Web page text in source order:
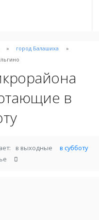
город Балашиха
в
в выходные
в субботу